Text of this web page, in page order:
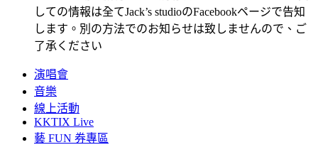
しての情報は全てJack’s studioのFacebookページで告知
します。別の方法でのお知らせは致しませんので、ご
了承ください
演唱會
音樂
線上活動
KKTIX Live
藝 FUN 券專區